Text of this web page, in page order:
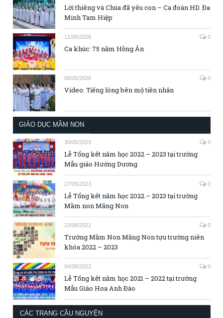
Lời thiêng và Chúa đã yêu con – Ca đoàn HD. Đa
Minh Tam Hiệp
11/05/2026 0
Ca khúc: 75 năm Hồng Ân
06/05/2026 0
Video: Tiếng lòng bên mộ tiền nhân
GIÁO DỤC MẦM NON
30/05/2023 0
Lễ Tổng kết năm học 2022 – 2023 tại trường
Mẫu giáo Hướng Dương
27/05/2023 0
Lễ Tổng kết năm học 2022 – 2023 tại trường
Mầm non Măng Non
22/08/2022 0
Trường Mầm Non Măng Non tựu trường niên
khóa 2022 – 2023
04/08/2022 0
Lễ Tổng kết năm học 2021 – 2022 tại trường
Mẫu Giáo Hoa Anh Đào
CÁC TRANG CẦU NGUYỆN